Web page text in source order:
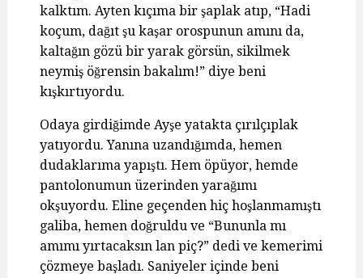
kalktım. Ayten kıçıma bir şaplak atıp, “Hadi
koçum, dağıt şu kaşar orospunun amını da,
kaltağın gözü bir yarak görsün, sikilmek
neymiş öğrensin bakalım!” diye beni
kışkırtıyordu.
Odaya girdiğimde Ayşe yatakta çırılçıplak
yatıyordu. Yanına uzandığımda, hemen
dudaklarıma yapıştı. Hem öpüyor, hemde
pantolonumun üzerinden yarağımı
okşuyordu. Eline geçenden hiç hoşlanmamıştı
galiba, hemen doğruldu ve “Bununla mı
amımı yırtacaksın lan piç?” dedi ve kemerimi
çözmeye başladı. Saniyeler içinde beni